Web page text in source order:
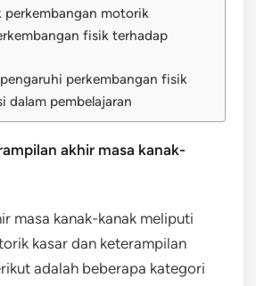
perkembangan motorik
fisik terhadap
perkembangan fisik
dalam pembelajaran
akhir masa kanak-
masa kanak-kanak meliputi
kasar dan keterampilan
adalah beberapa kategori